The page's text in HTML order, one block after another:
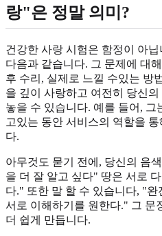
랑"은 정말 의미?
건강한 사랑 시험은 함정이 아
다음과 같습니다. 그 문제에 대
후 수리, 실제로 느낄 수있는 방
을 깊이 사랑하고 여전히 당신
놓을 수 있습니다. 예를 들어, 그
고있는 동안 서비스의 역할을
다.
아무것도 묻기 전에, 당신의 음
을 더 잘 알고 싶다" 땅은 서로
다." 또한 말 할 수 있습니다, "
서로 이해하기를 원한다." 그 문
더 쉽게 만듭니다.